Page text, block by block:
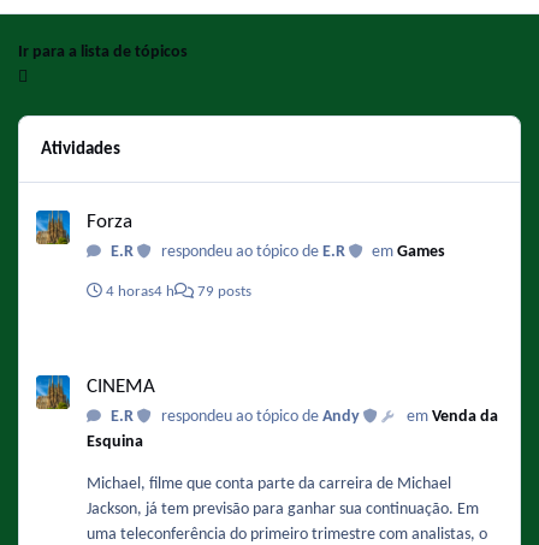
Ir para a lista de tópicos
Atividades
Forza
E.R respondeu ao tópico de E.R emGames
4 horas4 h 79 posts
CINEMA
E.R respondeu ao tópico de Andy emVenda da
Esquina
Michael, filme que conta parte da carreira de Michael
Jackson, já tem previsão para ganhar sua continuação. Em
uma teleconferência do primeiro trimestre com analistas, o